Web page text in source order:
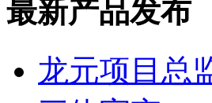
最新产品发布
龙元项目总